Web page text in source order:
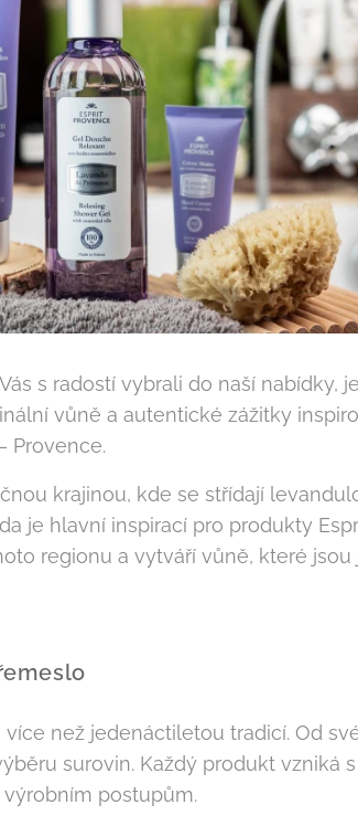
s radostí vybrali do naší nabídky,
vůně a autentické zážitky
Provence.
krajinou, kde se střídají
je hlavní inspirací pro produkty
regionu a vytváří vůně, které
než jedenáctiletou tradicí. Od
surovin. Každý produkt vzniká
postupům.